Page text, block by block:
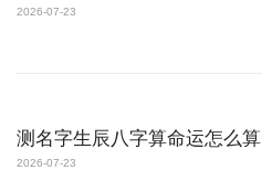
2026-07-23
测名字生辰八字算命运怎么算
2026-07-23